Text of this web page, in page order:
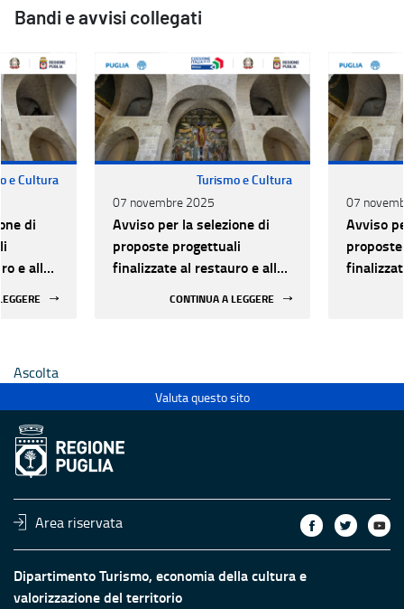
Bandi e avvisi collegati
e Cultura
di
e alla
Turismo e Cultura
07 novembre 2025
Avviso per la selezione di
proposte progettuali
finalizzate al restauro e alla
CONTINUA A LEGGERE
07
Avviso
Ascolta
Valuta questo sito
Area riservata
Dipartimento Turismo, economia della cultura e
valorizzazione del territorio